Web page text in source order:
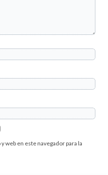
web en este navegador para la